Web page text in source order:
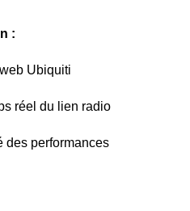
:
Ubiquiti
réel du lien radio
des performances